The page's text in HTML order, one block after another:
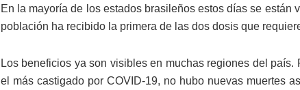
En la mayoría de los estados brasileños estos días se
población ha recibido la primera de las dos dosis que
Los beneficios ya son visibles en muchas regiones del
el más castigado por COVID-19, no hubo nuevas muertes